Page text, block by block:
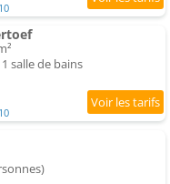
salle de bains